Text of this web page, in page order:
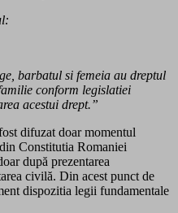
barbatul si femeia au dreptul
conform legislatiei
acestui drept.”
difuzat doar momentul
Constitutia Romaniei
după prezentarea
civilă. Din acest punct de
dispozitia legii fundamentale